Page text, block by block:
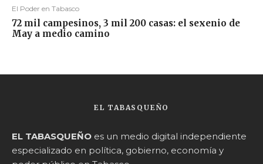
El Poder en Tabasco
72 mil campesinos, 3 mil 200 casas: el sexenio de
May a medio camino
EL TABASQUEÑO
EL TABASQUEÑO es un medio digital independiente
especializado en política, gobierno, economía y